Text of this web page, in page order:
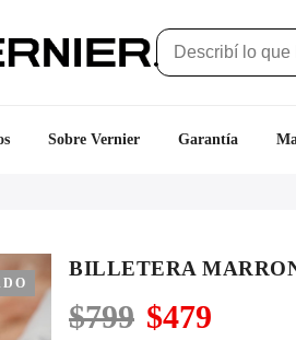
Sobre Vernier Garantía
BILLETERA
$799 El
$479